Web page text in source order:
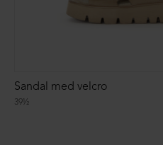
39½
Sandal med velcro